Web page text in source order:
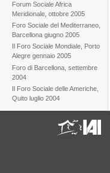
Forum Sociale Africa
Meridionale, ottobre 2005
Foro Sociale del Mediterraneo,
Barcellona giugno 2005
Il Foro Sociale Mondiale, Porto
Alegre gennaio 2005
Foro di Barcellona, settembre
2004
Il Foro Sociale delle Americhe,
Quito luglio 2004